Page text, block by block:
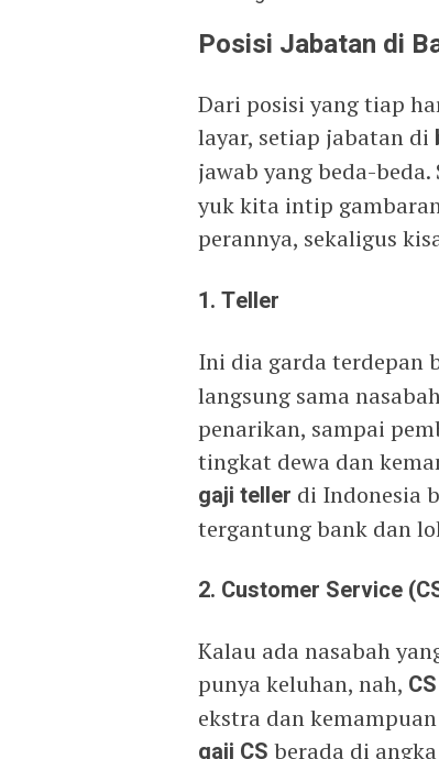
Posisi Jabatan di
Dari posisi yang tiap
layar, setiap jabatan di
jawab yang beda-
yuk kita intip
perannya, sekaligus
1. Teller
Ini dia garda terdepan
langsung sama
penarikan, sampai
tingkat dewa dan
gaji teller di Indonesia
tergantung bank dan
2. Customer Service
Kalau ada nasabah
punya keluhan, nah, CS
ekstra dan
gaji CS berada di